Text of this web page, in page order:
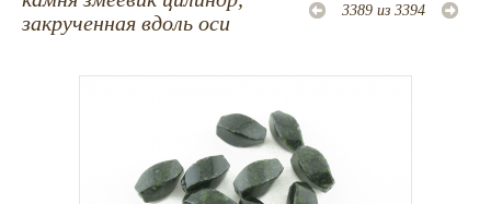
Проволока
Инструменты и материалы
Эпоксидная смола
Шнуры, ленты, нитки
По темам и сезонам
закрученная вдоль оси
3389 из 3394